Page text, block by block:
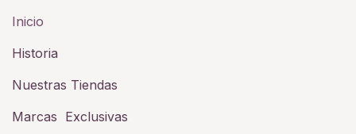
Inicio
Historia​
Nuestras Tiendas
Marcas Exclusivas